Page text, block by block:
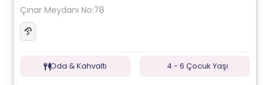
Çınar Meydanı No:78
Oda & Kahvaltı 4 - 6 Çocuk Yaşı